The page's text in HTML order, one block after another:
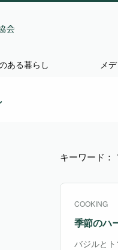
ある暮らし メ
キーワード：
COOKING
季節のハ
バジルと